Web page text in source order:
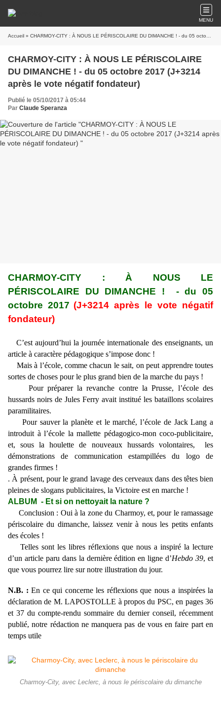
MENU
Accueil » CHARMOY-CITY : À NOUS LE PÉRISCOLAIRE DU DIMANCHE ! - du 05 octobre 2017 (J+3214 après le vote négatif fondateur)
CHARMOY-CITY : À NOUS LE PÉRISCOLAIRE
DU DIMANCHE ! - du 05 octobre 2017 (J+3214
après le vote négatif fondateur)
Publié le 05/10/2017 à 05:44
Par Claude Speranza
CHARMOY-CITY : À NOUS LE
PÉRISCOLAIRE DU DIMANCHE ! - du 05
octobre 2017 (J+3214 après le vote négatif
fondateur)
C’est aujourd’hui la journée internationale des enseignants, un
article à caractère pédagogique s’impose donc !
Mais à l’école, comme chacun le sait, on peut apprendre toutes
sortes de choses pour le plus grand bien de la marche du pays !
Pour préparer la revanche contre la Prusse, l’école des
hussards noirs de Jules Ferry avait institué les bataillons scolaires
paramilitaires.
Pour sauver la planète et le marché, l’école de Jack Lang a
introduit à l’école la mallette pédagogico-mon coco-publicitaire,
et, sous la houlette de nouveaux hussards volontaires, les
démonstrations de communication estampillées du logo de
grandes firmes !
. À présent, pour le grand lavage des cerveaux dans des têtes bien
pleines de slogans publicitaires, la Victoire est en marche !
ALBUM - Et si on nettoyait la nature ?
Conclusion : Oui à la zone du Charmoy, et, pour le ramassage
périscolaire du dimanche, laissez venir à nous les petits enfants
des écoles !
Telles sont les libres réflexions que nous a inspiré la lecture
d’un article paru dans la dernière édition en ligne d’Hebdo 39, et
que vous pourrez lire sur notre illustration du jour.
N.B. : En ce qui concerne les réflexions que nous a inspirées la
déclaration de M. LAPOSTOLLE à propos du PSC, en pages 36
et 37 du compte-rendu sommaire du dernier conseil, récemment
publié, notre rédaction ne manquera pas de vous en faire part en
temps utile
Charmoy-City, avec Leclerc, à nous le périscolaire du dimanche